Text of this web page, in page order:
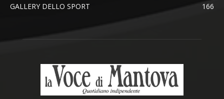
GALLERY DELLO SPORT
166